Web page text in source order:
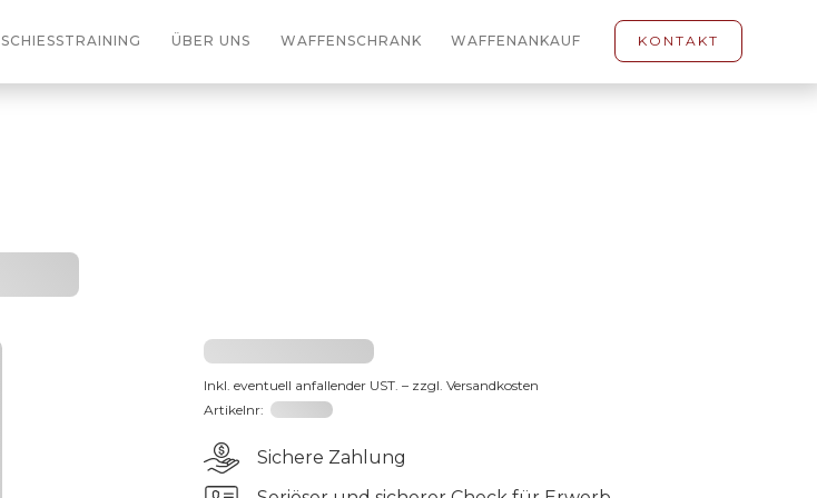
SCHIESSTRAINING ÜBER UNS WAFFENSCHRANK WAFFENANKAUF KONTAKT
2031,23 €
Inkl. eventuell anfallender UST. – zzgl. Versandkosten
Artikelnr: 191066-65
Sichere Zahlung